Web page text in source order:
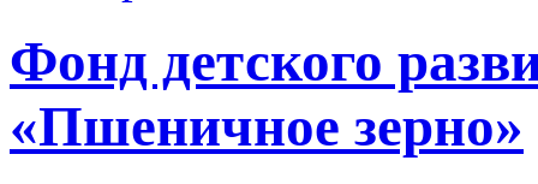
Фонд детского
«Пшеничное зерно»